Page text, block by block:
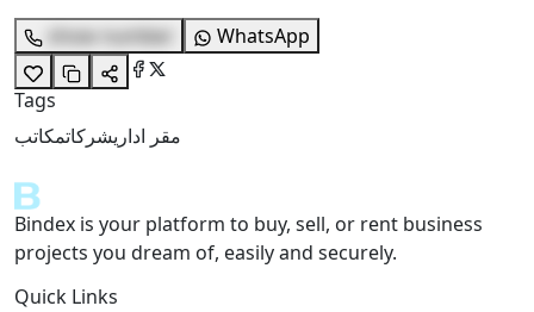
show number
WhatsApp
Tags
مقر اداريشركاتمكاتب
Bindex is your platform to buy, sell, or rent business
projects you dream of, easily and securely.
Quick Links